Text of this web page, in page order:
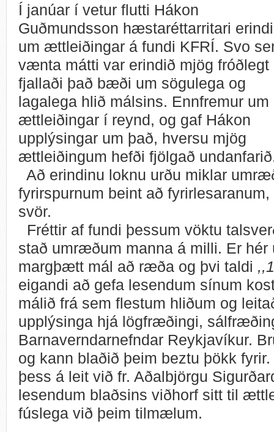
Í janúar í vetur flutti Hákon
Guðmundsson hæstaréttarritari erindi
um ættleiðingar á fundi KFRÍ. Svo
vænta mátti var erindið mjög fróðlegt
fjallaði það bæði um sögulega og
lagalega hlið málsins. Ennfremur um
ættleiðingar í reynd, og gaf Hákon
upplýsingar um það, hversu mjög
ættleiðingum hefði fjölgað
Að erindinu loknu urðu miklar
fyrirspurnum beint að
svör.
Fréttir af fundi þessum vöktu
stað umræðum manna á milli. Er
margþætt mál að ræða og þvi taldi
eigandi að gefa lesendum sínum
málið frá sem flestum hliðum og
upplýsinga hjá lögfræðingi,
Barnaverndarnefndar Reykjavíkur.
og kann blaðið þeim beztu þökk
þess á leit við fr. Aðalbjörgu
lesendum blaðsins viðhorf sitt til
fúslega við þeim tilmælum.